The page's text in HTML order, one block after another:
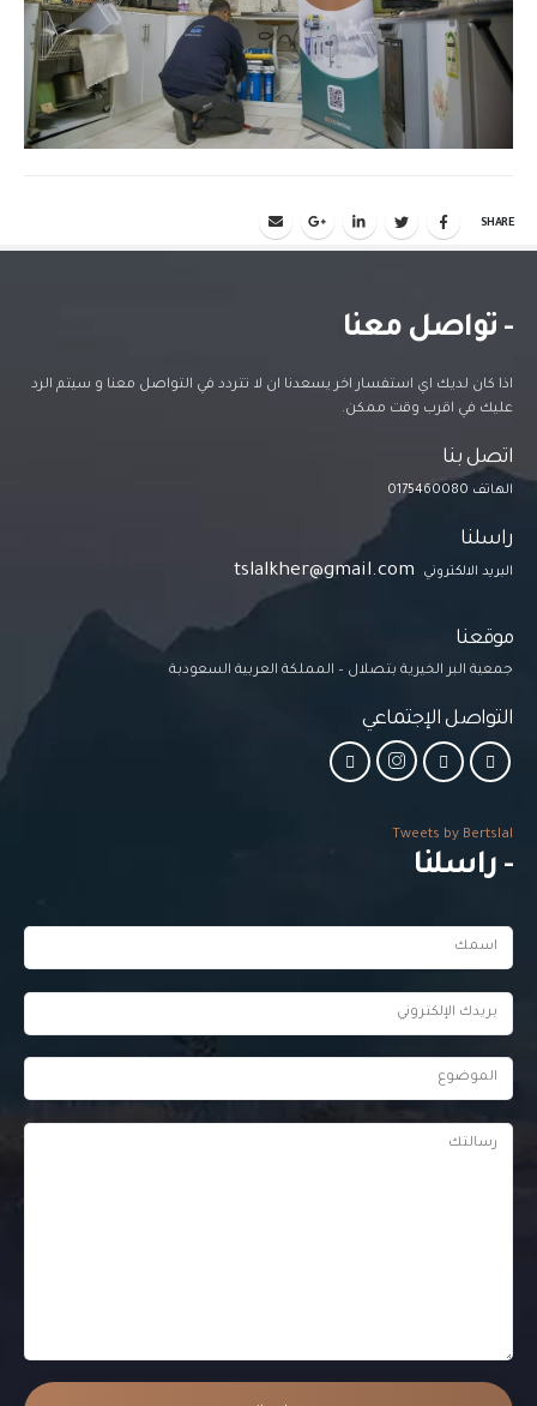
SHARE
- تواصل معنا
اذا كان لديك اي استفسار اخر يسعدنا ان لا تتردد في التواصل معنا و سيتم الرد
عليك في اقرب وقت ممكن.
اتصل بنا
الهاتف 0175460080
راسلنا
البريد الالكتروني
موقعنا
جمعية البر الخيرية بتصلال – المملكة العربية السعودبة
التواصل الإجتماعي
Tweets by Bertslal
- راسلنا